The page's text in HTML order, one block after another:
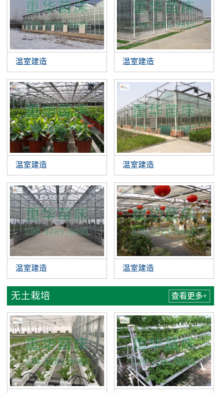
温室建造 温室建造
温室建造 温室建造
温室建造 温室建造
无土栽培 查看更多+